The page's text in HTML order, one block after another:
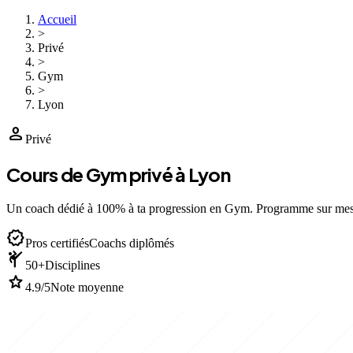
Accueil
>
Privé
>
Gym
>
Lyon
person Privé
Cours de Gym privé à Lyon
Un coach dédié à 100% à ta progression en Gym. Programme sur
verifiedPros certifiésCoachs diplômés
sports_martial_arts 50+Disciplines
star4.9/5Note moyenne